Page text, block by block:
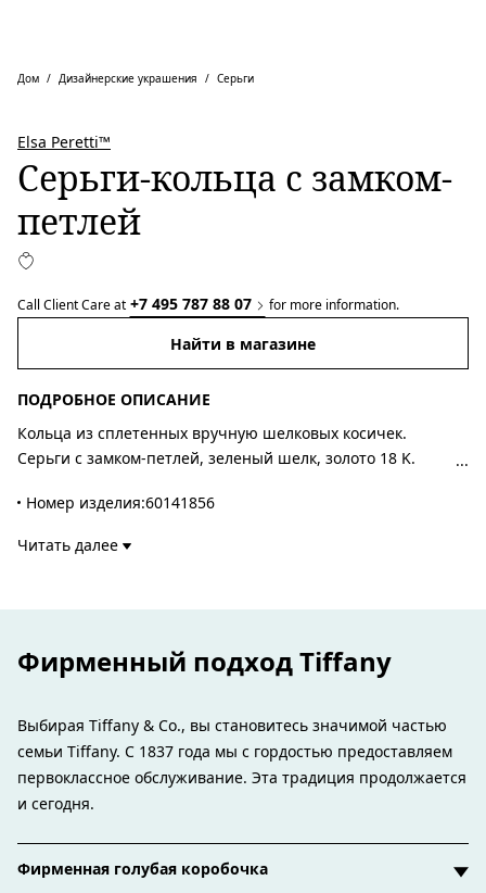
Дом Дизайнерские украшения Серьги
Elsa Peretti™
Серьги-кольца с замком-
петлей
Call Client Care at +7 495 787 88 07 for more information.
Найти в магазине
ПОДРОБНОЕ ОПИСАНИЕ
Кольца из сплетенных вручную шелковых косичек.
Серьги с замком-петлей, зеленый шелк, золото 18 K.
Номер изделия:60141856
Читать далее
Фирменный подход Tiffany
Выбирая Tiffany & Co., вы становитесь значимой частью
семьи Tiffany. С 1837 года мы с гордостью предоставляем
первоклассное обслуживание. Эта традиция продолжается
и сегодня.
Фирменная голубая коробочка